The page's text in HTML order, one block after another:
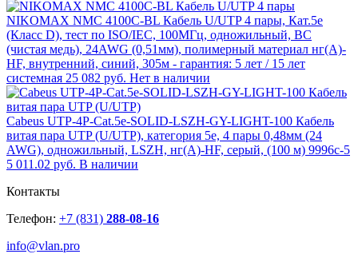
NIKOMAX NMC 4100C-BL Кабель U/UTP 4 пары, Кат.5e
(Класс D), тест по ISO/IEC, 100МГц, одножильный, BC
(чистая медь), 24AWG (0,51мм), полимерный материал нг(А)-
HF, внутренний, синий, 305м - гарантия: 5 лет / 15 лет
системная 25 082 руб. Нет в наличии
Cabeus UTP-4P-Cat.5e-SOLID-LSZH-GY-LIGHT-100 Кабель
витая пара UTP (U/UTP), категория 5e, 4 пары 0,48мм (24
AWG), одножильный, LSZH, нг(А)-HF, серый, (100 м) 9996c-5
5 011.02 руб. В наличии
Контакты
Телефон: +7 (831) 288-08-16
info@vlan.pro